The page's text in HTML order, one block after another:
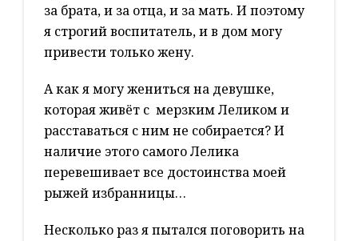
за брата, и за отца, и за мать. И поэтому
я строгий воспитатель, и в дом могу
привести только жену.
А как я могу жениться на девушке,
которая живёт с мерзким Леликом и
расставаться с ним не собирается? И
наличие этого самого Лелика
перевешивает все достоинства моей
рыжей избранницы…
Несколько раз я пытался поговорить на